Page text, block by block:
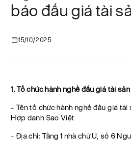
báo đấu giá tài
15/10/2025
1. Tổ chức hành nghề đấu giá tài sản
- Tên tổ chức hành nghề đấu giá
Hợp danh Sao Việt
- Địa chỉ: Tầng 1 nhà chữ U, số 6